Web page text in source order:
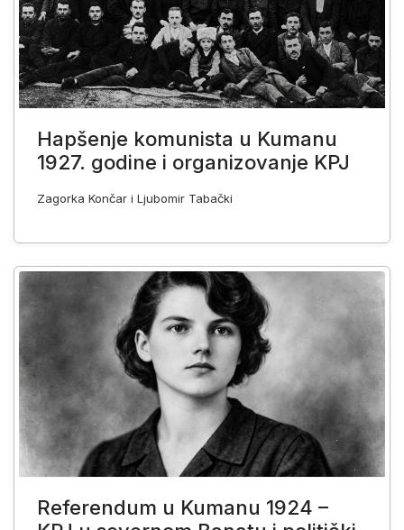
Hapšenje komunista u Kumanu
1927. godine i organizovanje KPJ
Zagorka Končar i Ljubomir Tabački
Referendum u Kumanu 1924 –